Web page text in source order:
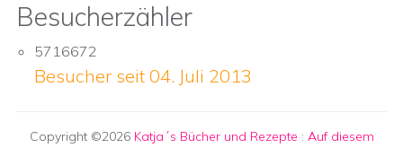
Besucherzähler
5716672
Besucher seit 04. Juli 2013
Copyright ©2026 Katja´s Bücher und Rezepte : Auf diesem